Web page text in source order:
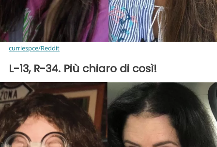
curriespce/Reddit
L-13, R-34. Più chiaro di così!